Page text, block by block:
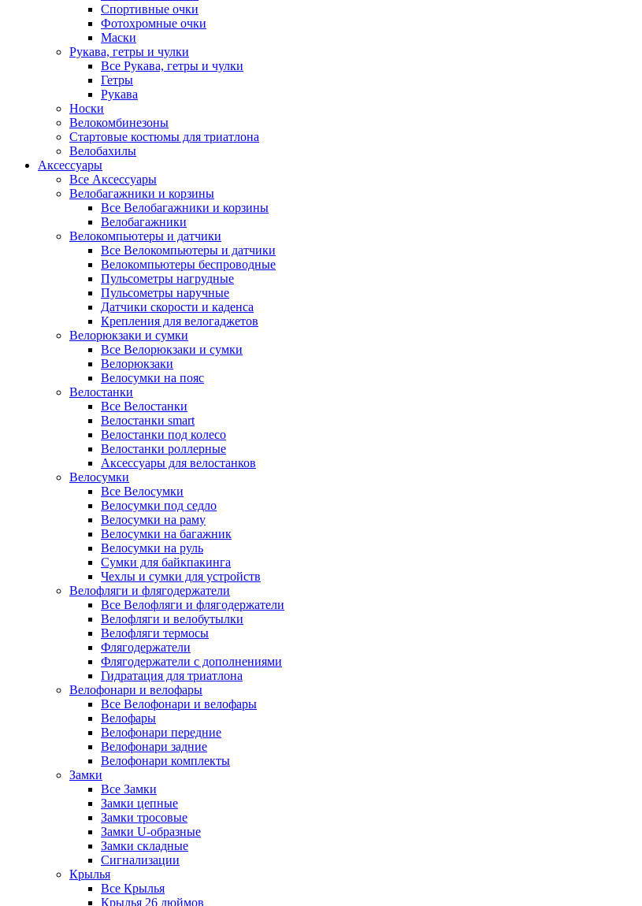
Спортивные очки
Фотохромные очки
Маски
Рукава, гетры и чулки
Все Рукава, гетры и чулки
Гетры
Рукава
Носки
Велокомбинезоны
Стартовые костюмы для триатлона
Велобахилы
Аксессуары
Все Аксессуары
Велобагажники и корзины
Все Велобагажники и корзины
Велобагажники
Велокомпьютеры и датчики
Все Велокомпьютеры и датчики
Велокомпьютеры беспроводные
Пульсометры нагрудные
Пульсометры наручные
Датчики скорости и каденса
Крепления для велогаджетов
Велорюкзаки и сумки
Все Велорюкзаки и сумки
Велорюкзаки
Велосумки на пояс
Велостанки
Все Велостанки
Велостанки smart
Велостанки под колесо
Велостанки роллерные
Аксессуары для велостанков
Велосумки
Все Велосумки
Велосумки под седло
Велосумки на раму
Велосумки на багажник
Велосумки на руль
Сумки для байкпакинга
Чехлы и сумки для устройств
Велофляги и флягодержатели
Все Велофляги и флягодержатели
Велофляги и велобутылки
Велофляги термосы
Флягодержатели
Флягодержатели с дополнениями
Гидратация для триатлона
Велофонари и велофары
Все Велофонари и велофары
Велофары
Велофонари передние
Велофонари задние
Велофонари комплекты
Замки
Все Замки
Замки цепные
Замки тросовые
Замки U-образные
Замки складные
Сигнализации
Крылья
Все Крылья
Крылья 26 дюймов